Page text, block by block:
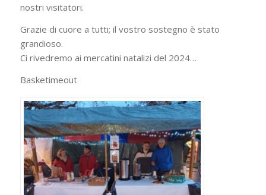
nostri visitatori.
Grazie di cuore a tutti; il vostro sostegno è stato
grandioso.
Ci rivedremo ai mercatini natalizi del 2024…
Basketimeout